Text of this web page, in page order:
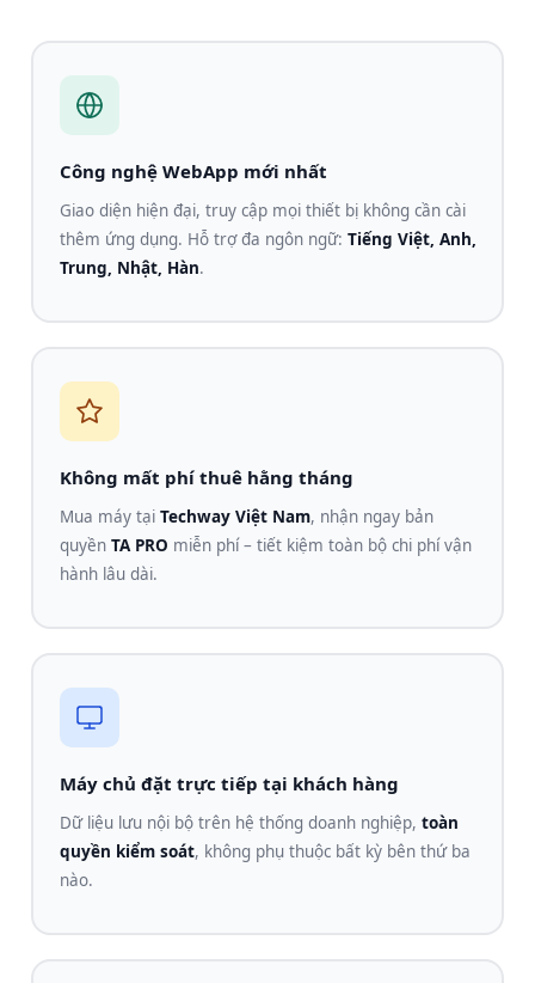
Công nghệ WebApp mới nhất
Giao diện hiện đại, truy cập mọi thiết bị không cần cài
thêm ứng dụng. Hỗ trợ đa ngôn ngữ: Tiếng Việt, Anh,
Trung, Nhật, Hàn.
Không mất phí thuê hằng tháng
Mua máy tại Techway Việt Nam, nhận ngay bản
quyền TA PRO miễn phí – tiết kiệm toàn bộ chi phí vận
hành lâu dài.
Máy chủ đặt trực tiếp tại khách hàng
Dữ liệu lưu nội bộ trên hệ thống doanh nghiệp, toàn
quyền kiểm soát, không phụ thuộc bất kỳ bên thứ ba
nào.